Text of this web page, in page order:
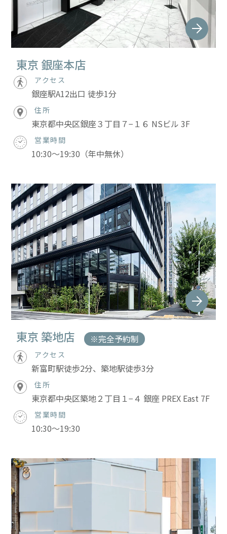
東京 銀座本店
アクセス
銀座駅A12出口 徒歩1分
住所
東京都中央区銀座３丁目７−１６ NSビル 3F
営業時間
10:30～19:30（年中無休）
東京 築地店 ※完全予約制
アクセス
新富町駅徒歩2分、築地駅徒歩3分
住所
東京都中央区築地２丁目１−４ 銀座 PREX East 7F
営業時間
10:30～19:30